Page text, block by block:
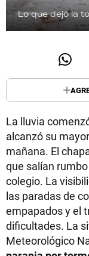
Lo que dejó la
La lluvia
alcanzó su
mañana. El
que salían
colegio. La
las paradas de
empapados y el
dificultades. La
Meteorológico